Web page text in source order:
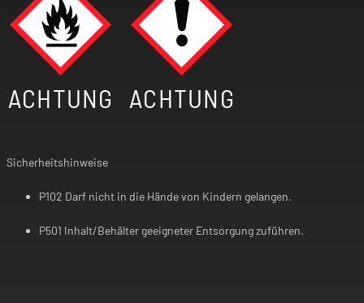
ACHTUNG ACHTUNG
Sicherheitshinweise
P102 Darf nicht in die Hände von Kindern gelangen.
P501 Inhalt/Behälter geeigneter Entsorgung zuführen.